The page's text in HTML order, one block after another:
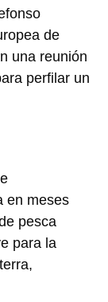
de
una reunión
perfilar un
en meses
pesca
para la